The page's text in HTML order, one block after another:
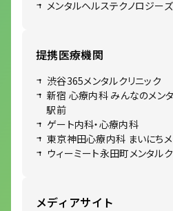
メンタルヘルステクノロジー
提携医療機関
渋谷365メンタルクリニック
新宿 心療内科 みんなのメン
駅前
ゲート内科・心療内科
東京神田心療内科 まいにちメ
ウィーミート永田町メンタル
メディアサイト